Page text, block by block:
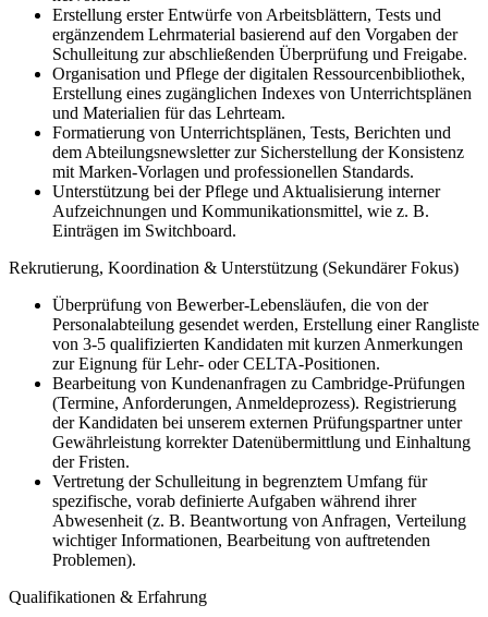
Erstellung erster Entwürfe von Arbeitsblättern, Tests und
ergänzendem Lehrmaterial basierend auf den Vorgaben der
Schulleitung zur abschließenden Überprüfung und Freigabe.
Organisation und Pflege der digitalen Ressourcenbibliothek,
Erstellung eines zugänglichen Indexes von Unterrichtsplänen
und Materialien für das Lehrteam.
Formatierung von Unterrichtsplänen, Tests, Berichten und
dem Abteilungsnewsletter zur Sicherstellung der Konsistenz
mit Marken-Vorlagen und professionellen Standards.
Unterstützung bei der Pflege und Aktualisierung interner
Aufzeichnungen und Kommunikationsmittel, wie z. B.
Einträgen im Switchboard.
Rekrutierung, Koordination & Unterstützung (Sekundärer Fokus)
Überprüfung von Bewerber-Lebensläufen, die von der
Personalabteilung gesendet werden, Erstellung einer Rangliste
von 3-5 qualifizierten Kandidaten mit kurzen Anmerkungen
zur Eignung für Lehr- oder CELTA-Positionen.
Bearbeitung von Kundenanfragen zu Cambridge-Prüfungen
(Termine, Anforderungen, Anmeldeprozess). Registrierung
der Kandidaten bei unserem externen Prüfungspartner unter
Gewährleistung korrekter Datenübermittlung und Einhaltung
der Fristen.
Vertretung der Schulleitung in begrenztem Umfang für
spezifische, vorab definierte Aufgaben während ihrer
Abwesenheit (z. B. Beantwortung von Anfragen, Verteilung
wichtiger Informationen, Bearbeitung von auftretenden
Problemen).
Qualifikationen & Erfahrung